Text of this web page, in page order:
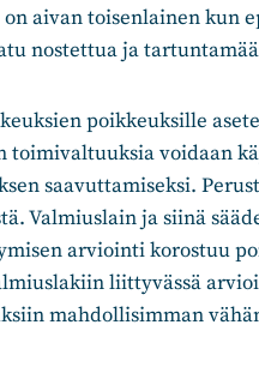
aivan toisenlainen kun
nostettua ja
poikkeuksille
toimivaltuuksia voidaan
saavuttamiseksi.
Valmiuslain ja siinä
arviointi korostuu
liittyvässä
mahdollisimman